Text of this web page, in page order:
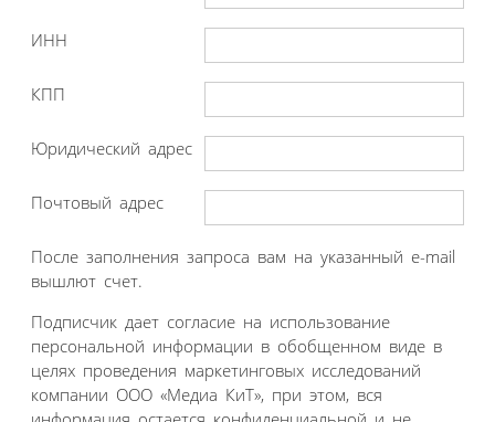
ИНН
КПП
Юридический адрес
Почтовый адрес
После заполнения запроса вам на указанный e-mail
вышлют счет.
Подписчик дает согласие на использование
персональной информации в обобщенном виде в
целях проведения маркетинговых исследований
компании ООО «Медиа КиТ», при этом, вся